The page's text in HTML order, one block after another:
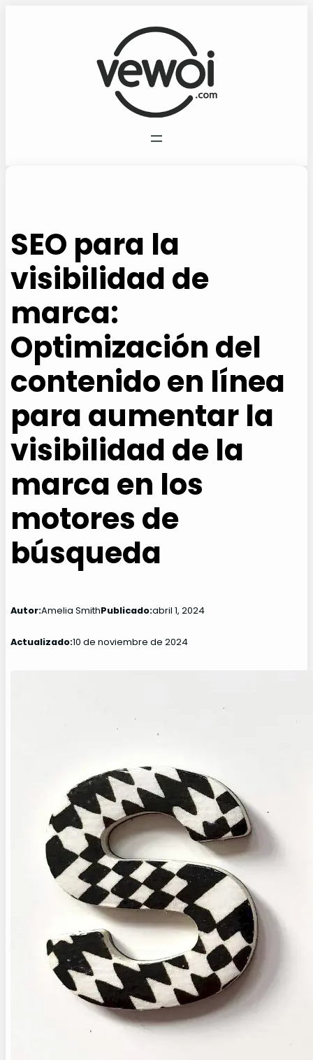
SEO para la
visibilidad de
marca:
Optimización del
contenido en línea
para aumentar la
visibilidad de la
marca en los
motores de
búsqueda
Autor:Amelia SmithPublicado:abril 1, 2024
Actualizado:10 de noviembre de 2024